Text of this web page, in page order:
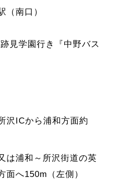
南口）
見学園行き『中野バス
沢ICから浦和方面約
は浦和～所沢街道の英
面へ150m（左側）